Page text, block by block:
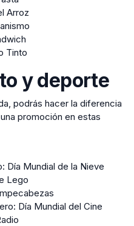
Arroz
Tinto
y deporte
podrás hacer la diferencia
promoción en estas
Día Mundial de la Nieve
Lego
Día Mundial del Cine